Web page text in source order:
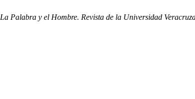
La Palabra y el Hombre. Revista de la Universidad